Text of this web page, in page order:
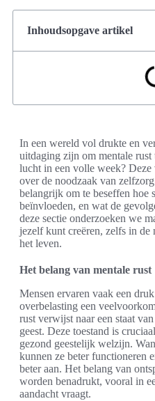
Inhoudsopgave artikel
In een wereld vol drukte en
uitdaging zijn om mentale
lucht in een volle week?
over de noodzaak van
belangrijk om te beseffen hoe
beïnvloeden, en wat de
deze sectie onderzoeken we
jezelf kunt creëren, zelfs in de
het leven.
Het belang van mentale rust
Mensen ervaren vaak een
overbelasting een
rust verwijst naar een staat
geest. Deze toestand is
gezond geestelijk welzijn.
kunnen ze beter functioneren
beter aan. Het belang van
worden benadrukt, vooral in
aandacht vraagt.